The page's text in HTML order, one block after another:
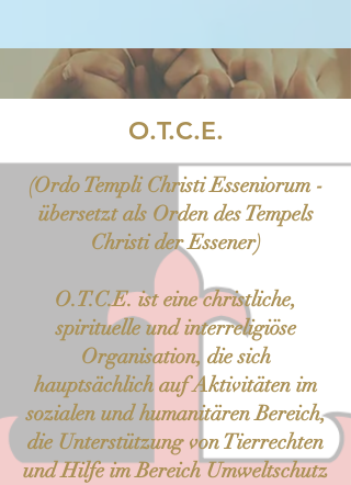
O.T.C.E.
(Ordo Templi Christi Esseniorum -
übersetzt als Orden des Tempels
Christi der Essener)
O.T.C.E. ist eine christliche,
spirituelle und interreligiöse
Organisation, die sich
hauptsächlich auf Aktivitäten im
sozialen und humanitären Bereich,
die Unterstützung von Tierrechten
und Hilfe im Bereich Umweltschutz